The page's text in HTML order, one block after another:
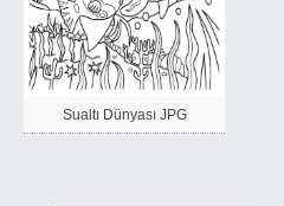
Sualtı Dünyası JPG